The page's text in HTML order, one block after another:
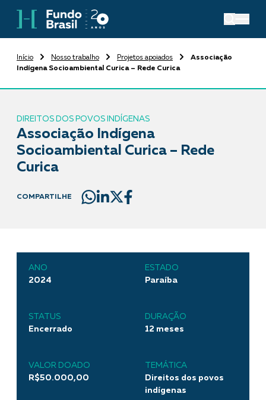
Início Nosso trabalho Projetos apoiados
Associação
Indígena Socioambiental Curica – Rede Curica
DIREITOS DOS POVOS INDÍGENAS
Associação Indígena
Socioambiental Curica – Rede
Curica
COMPARTILHE
ANO
2024
ESTADO
Paraíba
STATUS
Encerrado
DURAÇÃO
12 meses
VALOR DOADO
R$50.000,00
TEMÁTICA
Direitos dos povos
indígenas